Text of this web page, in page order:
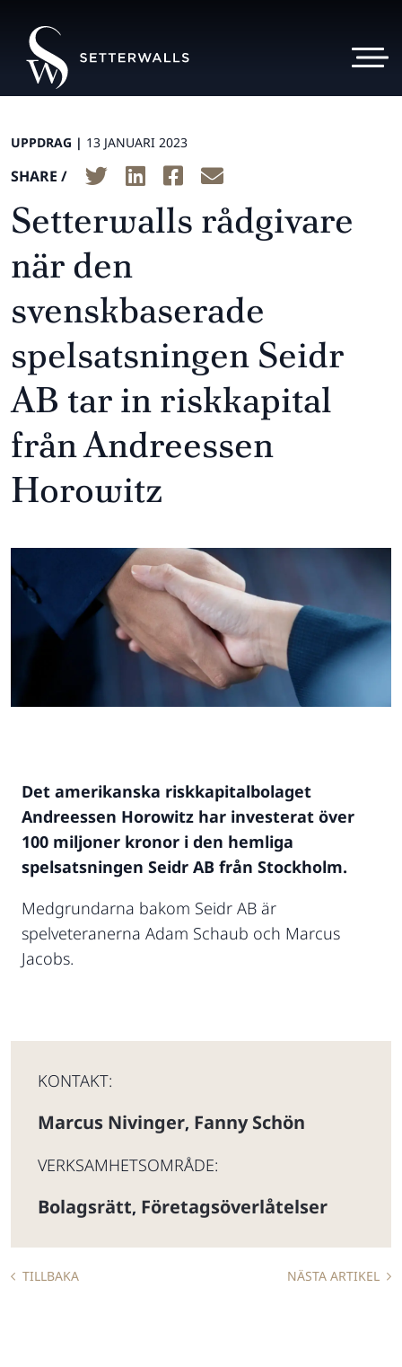
UPPDRAG | 13 JANUARI 2023
SHARE /
Setterwalls rådgivare
när den
svenskbaserade
spelsatsningen Seidr
AB tar in riskkapital
från Andreessen
Horowitz
Det amerikanska riskkapitalbolaget
Andreessen Horowitz har investerat över
100 miljoner kronor i den hemliga
spelsatsningen Seidr AB från Stockholm.
Medgrundarna bakom Seidr AB är
spelveteranerna Adam Schaub och Marcus
Jacobs.
KONTAKT:
Marcus Nivinger, Fanny Schön
VERKSAMHETSOMRÅDE:
Bolagsrätt, Företagsöverlåtelser
TILLBAKA NÄSTA ARTIKEL